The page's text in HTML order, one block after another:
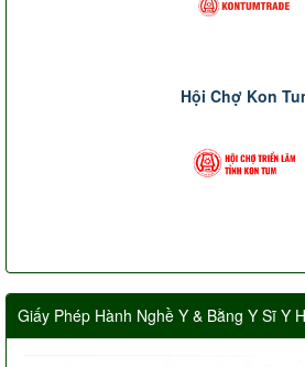
Hội Chợ Kon
Giấy Phép Hành Nghề Y & Bằng Y Sĩ Y